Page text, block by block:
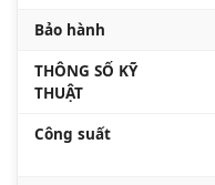
Bảo hành
THÔNG SỐ KỸ
THUẬT
Công suất